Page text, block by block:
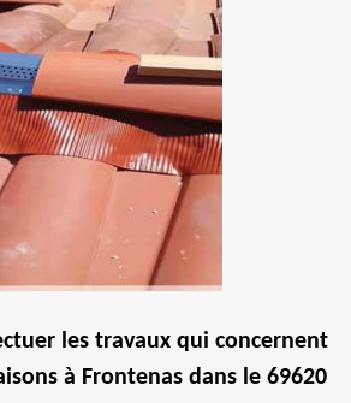
les travaux qui concernent
à Frontenas dans le 69620